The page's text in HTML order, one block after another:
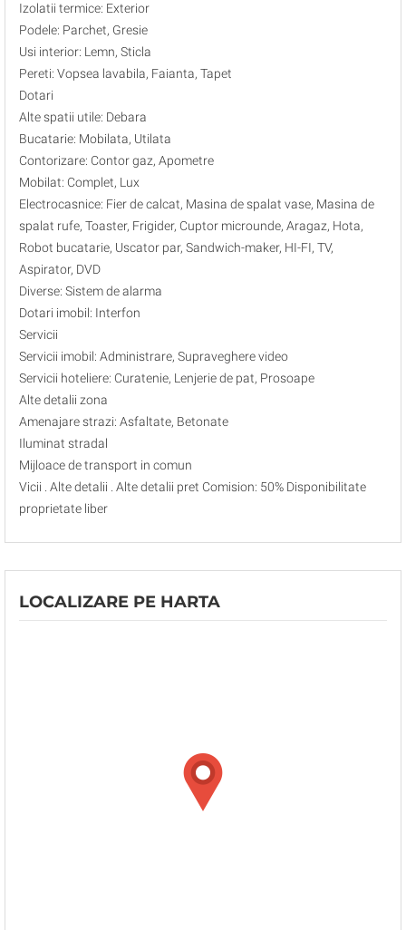
Izolatii termice: Exterior
Podele: Parchet, Gresie
Usi interior: Lemn, Sticla
Pereti: Vopsea lavabila, Faianta, Tapet
Dotari
Alte spatii utile: Debara
Bucatarie: Mobilata, Utilata
Contorizare: Contor gaz, Apometre
Mobilat: Complet, Lux
Electrocasnice: Fier de calcat, Masina de spalat vase, Masina de
spalat rufe, Toaster, Frigider, Cuptor microunde, Aragaz, Hota,
Robot bucatarie, Uscator par, Sandwich-maker, HI-FI, TV,
Aspirator, DVD
Diverse: Sistem de alarma
Dotari imobil: Interfon
Servicii
Servicii imobil: Administrare, Supraveghere video
Servicii hoteliere: Curatenie, Lenjerie de pat, Prosoape
Alte detalii zona
Amenajare strazi: Asfaltate, Betonate
Iluminat stradal
Mijloace de transport in comun
Vicii . Alte detalii . Alte detalii pret Comision: 50% Disponibilitate
proprietate liber
LOCALIZARE PE HARTA